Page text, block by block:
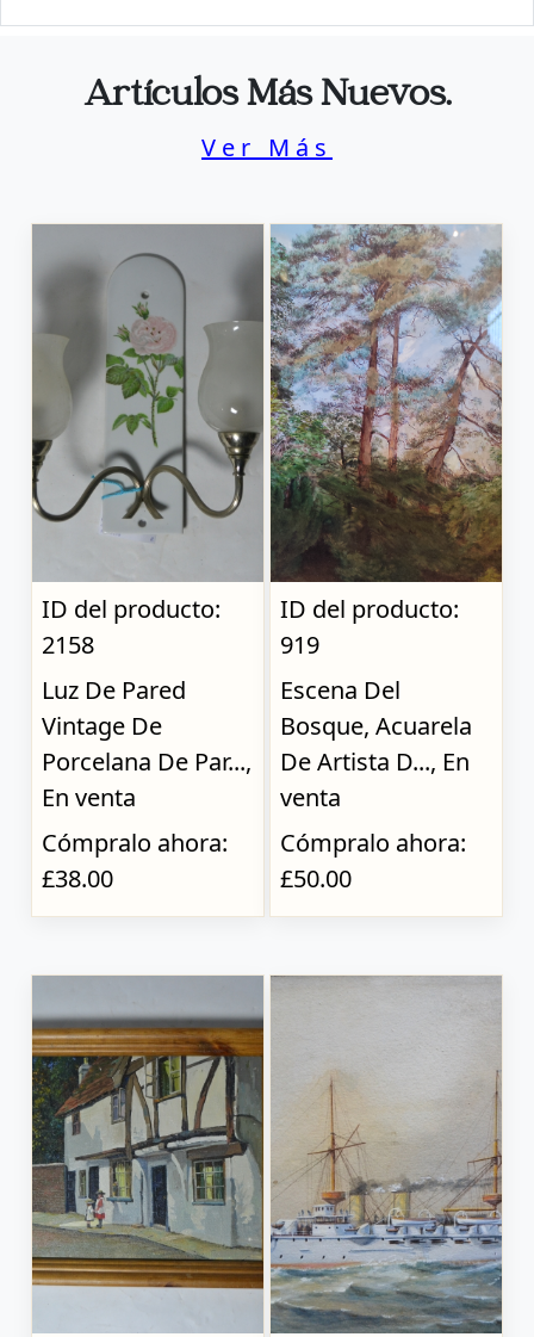
Artículos Más Nuevos.
Ver Más
ID del producto:
2158
Luz De Pared
Vintage De
Porcelana De Par...,
En venta
Cómpralo ahora:
£38.00
ID del producto:
919
Escena Del
Bosque, Acuarela
De Artista D..., En
venta
Cómpralo ahora:
£50.00